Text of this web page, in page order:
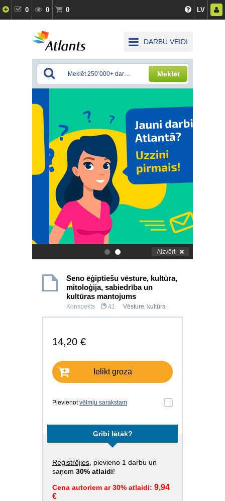
0 0 0 LV
DARBU VEIDI
Meklēt
. Aizvērt
Seno ēģiptiešu vēsture, kultūra,
mitoloģija, sabiedrība un
kultūras mantojums
Konspekts 41 Vēsture, kultūra
14,20 €
Ielikt grozā
Pievienotvēlmju sarakstam
Gribi lētāk?
Reģistrējies , pievieno 1 darbu un
saņem 30% atlaidi!
Cena autoriem ar 30% atlaidi: 9,94
€